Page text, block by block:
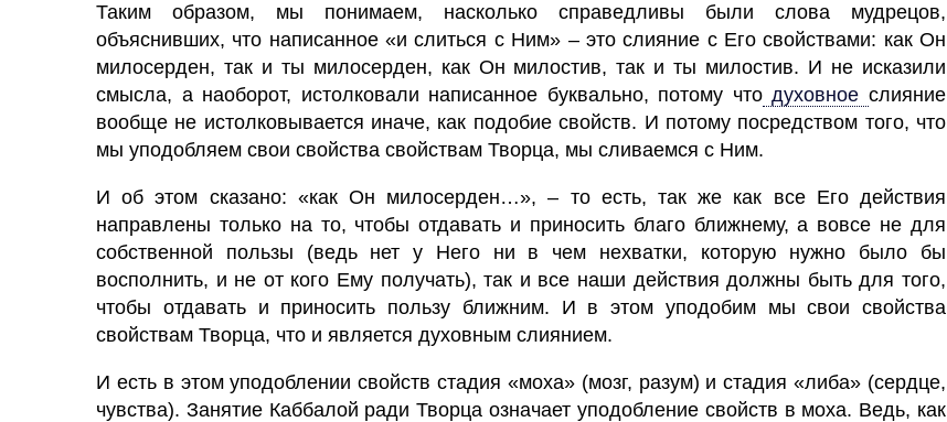
Таким образом, мы понимаем, насколько справедливы были слова мудрецов,
объяснивших, что написанное «и слиться с Ним» – это слияние с Его свойствами: как Он
милосерден, так и ты милосерден, как Он милостив, так и ты милостив. И не исказили
смысла, а наоборот, истолковали написанное буквально, потому чтодуховноеслияние
вообще не истолковывается иначе, как подобие свойств. И потому посредством того, что
мы уподобляем свои свойства свойствам Творца, мы сливаемся с Ним.
И об этом сказано: «как Он милосерден…», – то есть, так же как все Его действия
направлены только на то, чтобы отдавать и приносить благо ближнему, а вовсе не для
собственной пользы (ведь нет у Него ни в чем нехватки, которую нужно было бы
восполнить, и не от кого Ему получать), так и все наши действия должны быть для того,
чтобы отдавать и приносить пользу ближним. И в этом уподобим мы свои свойства
свойствам Творца, что и является духовным слиянием.
И есть в этом уподоблении свойств стадия «моха» (мозг, разум) и стадия «либа» (сердце,
чувства). Занятие Каббалой ради Творца означает уподобление свойств в моха. Ведь, как